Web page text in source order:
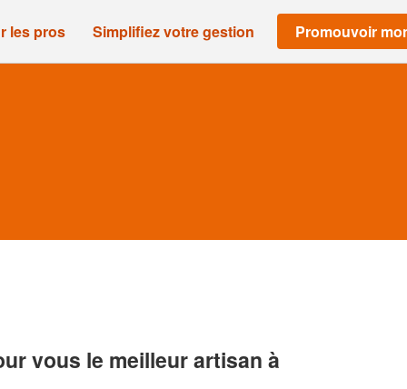
les pros Simplifiez votre gestion Promouvoir
vous le meilleur artisan à